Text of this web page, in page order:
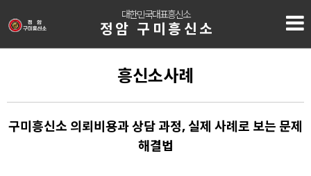
대한민국대표흥신소
정암 구미흥신소
흥신소사례
구미흥신소 의뢰비용과 상담 과정, 실제 사례로 보는 문제
해결법